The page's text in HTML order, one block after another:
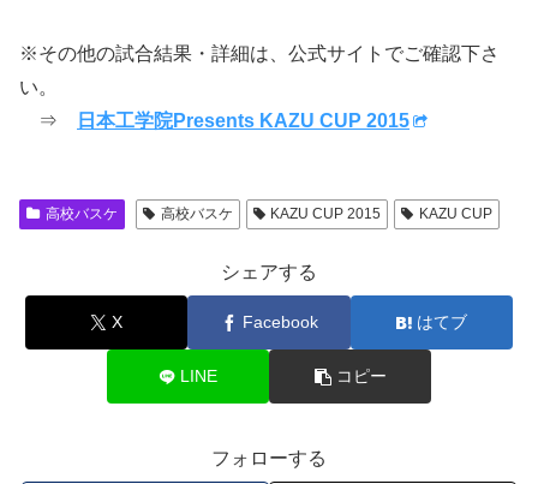
※その他の試合結果・詳細は、公式サイトでご確認下さ
い。
⇒
日本工学院Presents KAZU CUP 2015
高校バスケ 高校バスケ KAZU CUP 2015 KAZU CUP
シェアする
X Facebook はてブ
LINE コピー
フォローする